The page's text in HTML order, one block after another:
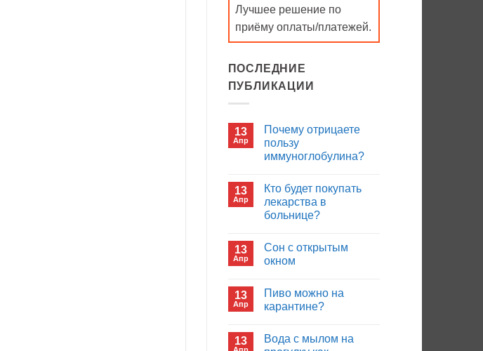
Лучшее решение по
приёму оплаты/платежей.
ПОСЛЕДНИЕ
ПУБЛИКАЦИИ
13
Апр
Почему отрицаете
пользу
иммуноглобулина?
записи
Почему
отрицаете
пользу
13
Апр
Кто будет покупать
лекарства в
больнице?
записи
Кто
будет
больнице?
13
Апр
Сон с открытым
окном
записи
Сон
с
13
Апр
Пиво можно на
карантине?
записи
Пиво
13
Апр
Вода с мылом на